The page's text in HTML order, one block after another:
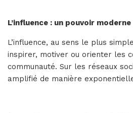
L’influence : un pouvoir
L’influence, au sens le plus
inspirer, motiver ou orienter les
communauté. Sur les réseaux
amplifié de manière